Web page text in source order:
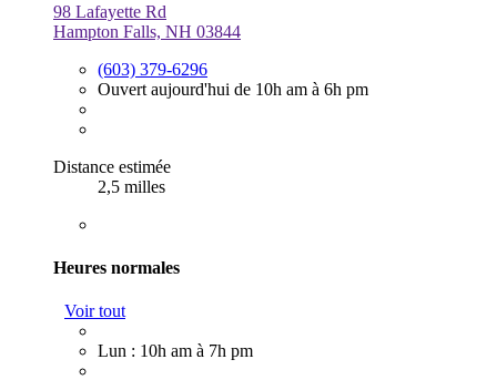
98 Lafayette Rd
Hampton Falls, NH 03844
(603) 379-6296
Ouvert aujourd'hui de 10h am à 6h pm
Distance estimée
2,5 milles
Heures normales
Voir tout
Lun : 10h am à 7h pm